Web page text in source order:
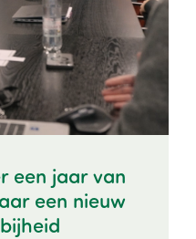
een jaar van
een nieuw